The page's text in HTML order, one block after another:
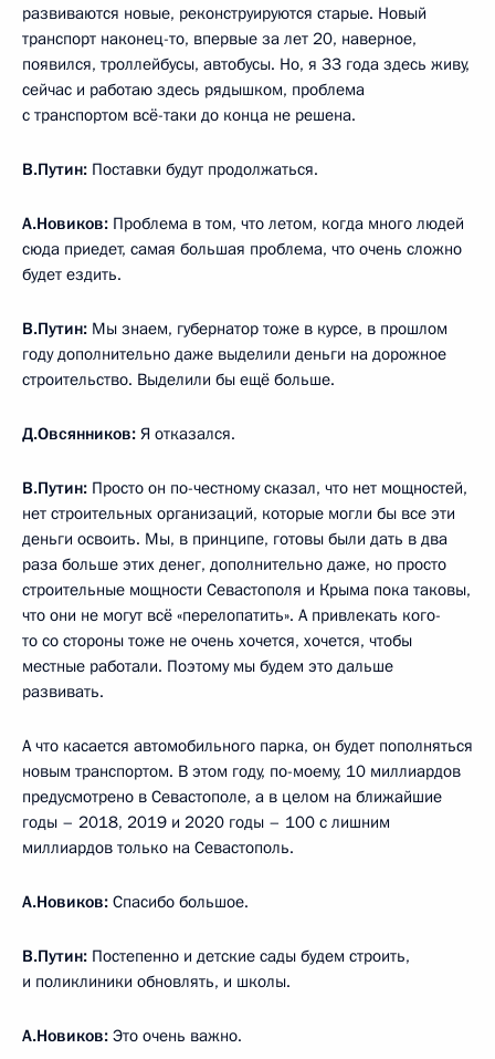
развиваются новые, реконструируются старые. Новый
транспорт наконец-то, впервые за лет 20, наверное,
появился, троллейбусы, автобусы. Но, я 33 года здесь живу,
сейчас и работаю здесь рядышком, проблема
с транспортом всё-таки до конца не решена.
В.Путин: Поставки будут продолжаться.
А.Новиков: Проблема в том, что летом, когда много людей
сюда приедет, самая большая проблема, что очень сложно
будет ездить.
В.Путин: Мы знаем, губернатор тоже в курсе, в прошлом
году дополнительно даже выделили деньги на дорожное
строительство. Выделили бы ещё больше.
Д.Овсянников: Я отказался.
В.Путин: Просто он по-честному сказал, что нет мощностей,
нет строительных организаций, которые могли бы все эти
деньги освоить. Мы, в принципе, готовы были дать в два
раза больше этих денег, дополнительно даже, но просто
строительные мощности Севастополя и Крыма пока таковы,
что они не могут всё «перелопатить». А привлекать кого-
то со стороны тоже не очень хочется, хочется, чтобы
местные работали. Поэтому мы будем это дальше
развивать.
А что касается автомобильного парка, он будет пополняться
новым транспортом. В этом году, по-моему, 10 миллиардов
предусмотрено в Севастополе, а в целом на ближайшие
годы – 2018, 2019 и 2020 годы – 100 с лишним
миллиардов только на Севастополь.
А.Новиков: Спасибо большое.
В.Путин: Постепенно и детские сады будем строить,
и поликлиники обновлять, и школы.
А.Новиков: Это очень важно.